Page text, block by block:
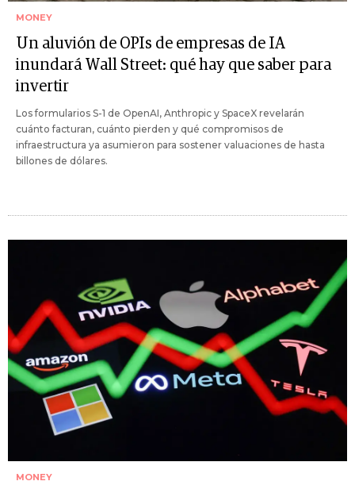
MONEY
Un aluvión de OPIs de empresas de IA
inundará Wall Street: qué hay que saber para
invertir
Los formularios S-1 de OpenAI, Anthropic y SpaceX revelarán
cuánto facturan, cuánto pierden y qué compromisos de
infraestructura ya asumieron para sostener valuaciones de hasta
billones de dólares.
MONEY